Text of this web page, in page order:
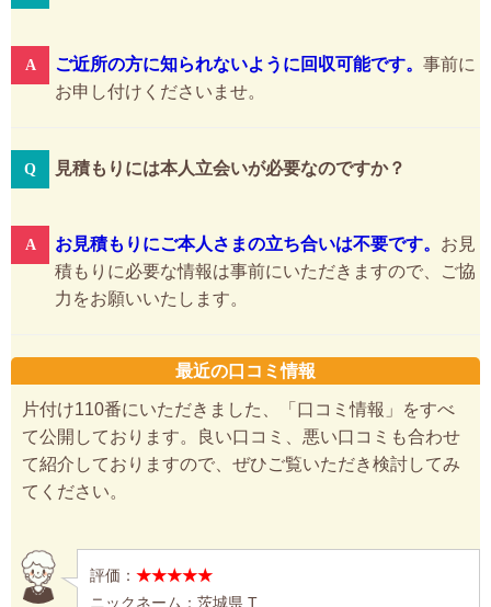
ご近所の方に知られないように回収可能です。 事前に
お申し付けくださいませ。
見積もりには本人立会いが必要なのですか？
お見積もりにご本人さまの立ち合いは不要です。 お見
積もりに必要な情報は事前にいただきますので、ご協
力をお願いいたします。
最近の口コミ情報
片付け110番にいただきました、「口コミ情報」をすべ
て公開しております。良い口コミ、悪い口コミも合わせ
て紹介しておりますので、ぜひご覧いただき検討してみ
てください。
評価： ★★★★★
ニックネーム：茨城県 T